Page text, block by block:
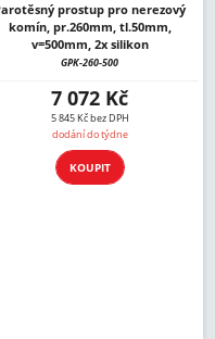
prostup pro nerezový
komín, pr.260mm, tl.50mm,
v=500mm, 2x silikon
GPK-260-500
7 072 Kč
5 845 Kč bez DPH
dodání do týdne
KOUPIT